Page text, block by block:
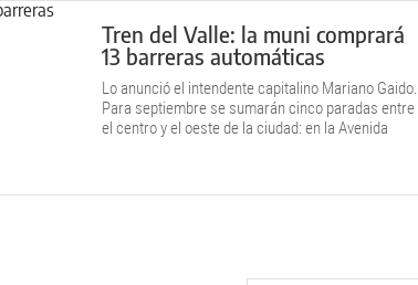
Tren del Valle: la muni comprará
13 barreras automáticas
Lo anunció el intendente capitalino Mariano Gaido.
Para septiembre se sumarán cinco paradas entre
el centro y el oeste de la ciudad: en la Avenida